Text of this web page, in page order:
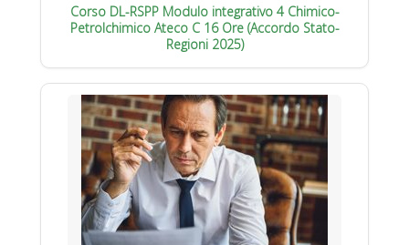
Corso DL-RSPP Modulo integrativo 4 Chimico-
Petrolchimico Ateco C 16 Ore (Accordo Stato-
Regioni 2025)